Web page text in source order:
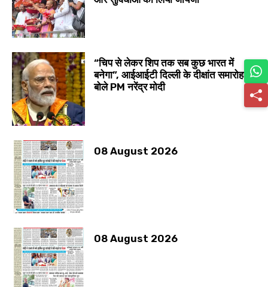
“चिप से लेकर शिप तक सब कुछ भारत में
बनेगा”, आईआईटी दिल्ली के दीक्षांत समारोह में
बोले PM नरेंद्र मोदी
08 August 2026
08 August 2026